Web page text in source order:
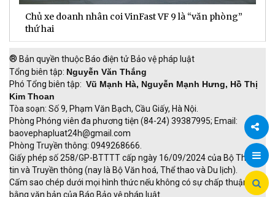
Chia
Chủ xe doanh nhân coi VinFast VF 9 là “văn phòng”
thứ hai
® Bản quyền thuộc Báo điện tử Bảo vệ pháp luật
Tổng biên tập: Nguyễn Văn Thắng
Phó Tổng biên tập: Vũ Mạnh Hà, Nguyễn Mạnh Hưng, Hồ Thị
Kim Thoan
Tòa soạn: Số 9, Phạm Văn Bạch, Cầu Giấy, Hà Nội.
Phòng Phóng viên đa phương tiện (84-24) 39387995; Email:
baovephapluat24h@gmail.com
Phòng Truyền thông: 0949268666.
Giấy phép số 258/GP-BTTTT cấp ngày 16/09/2024 của Bộ Thông
tin và Truyền thông (nay là Bộ Văn hoá, Thể thao và Du lịch).
Cấm sao chép dưới mọi hình thức nếu không có sự chấp thuận
bằng văn bản của Báo Bảo vệ pháp luật.